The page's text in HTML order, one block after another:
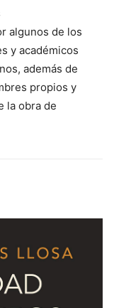
algunos de los
y académicos
además de
propios y
la obra de